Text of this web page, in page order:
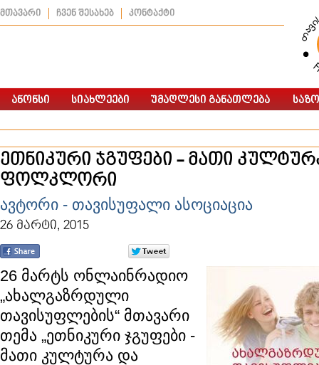
მთავარი ჩვენ შესახებ კონტაქტი
ეთნიკური ჯგუფები - მათი
ფოლკლორი
ავტორი - თავისუფალი ასოციაცია
26 მარტი, 2015
26 მარტს ონლაინრადიო
„ახალგაზრდული
თავისუფლების“ მთავარი
თემა „ეთნიკური ჯგუფები -
მათი კულტურა და